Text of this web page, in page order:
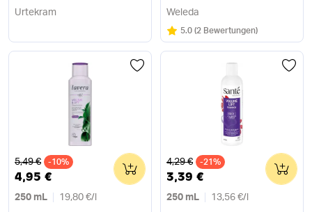
Urtekram Weleda
Bewertung:
5.0/5
(2 Bewertungen)
Alter Preis
5,49 € -10%
4,95 €
250 mL 19,80 €/
0 Alter Preis
4,29 € -21%
3,39 €
250 mL 13,56 €/
0